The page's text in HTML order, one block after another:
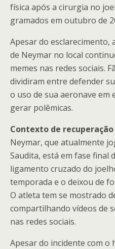
física após a cirurgia no
gramados em outubro de
Apesar do esclarecimento,
de Neymar no local
memes nas redes sociais.
dividiram entre defender
o uso de sua aeronave em
gerar polêmicas.
Contexto de
Neymar, que atualmente
Saudita, está em fase final
ligamento cruzado do
temporada e o deixou de
O atleta tem se mostrado
compartilhando vídeos de
nas redes sociais.
Apesar do incidente com